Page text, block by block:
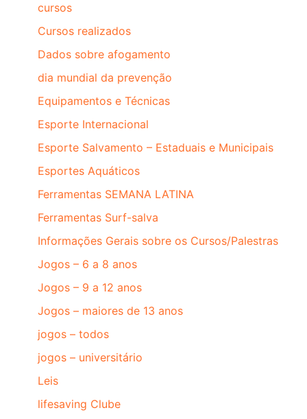
cursos
Cursos realizados
Dados sobre afogamento
dia mundial da prevenção
Equipamentos e Técnicas
Esporte Internacional
Esporte Salvamento – Estaduais e Municipais
Esportes Aquáticos
Ferramentas SEMANA LATINA
Ferramentas Surf-salva
Informações Gerais sobre os Cursos/Palestras
Jogos – 6 a 8 anos
Jogos – 9 a 12 anos
Jogos – maiores de 13 anos
jogos – todos
jogos – universitário
Leis
lifesaving Clube